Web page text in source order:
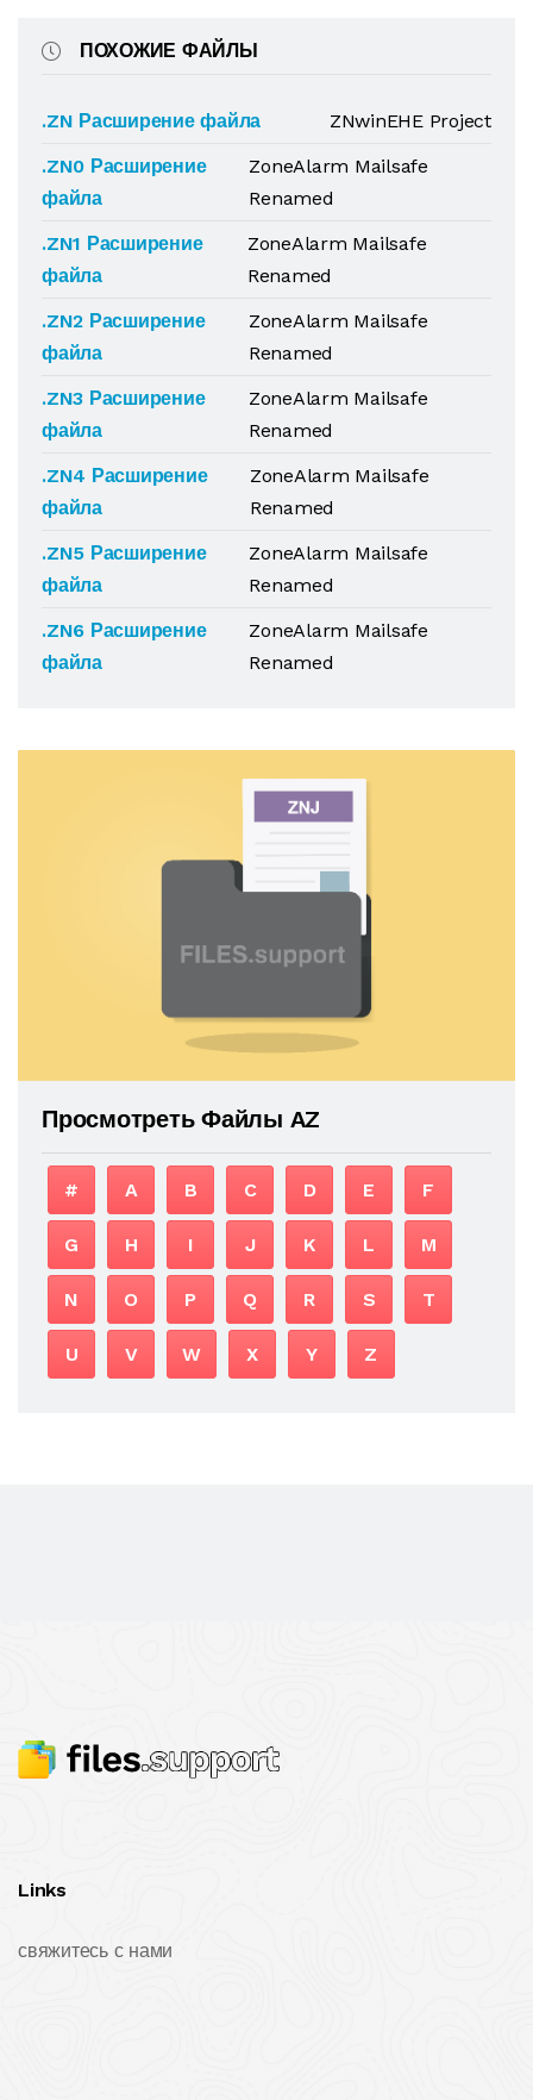
ПОХОЖИЕ ФАЙЛЫ
.ZN Расширение файла
ZNwinEHE Project
.ZN0 Расширение
файла
ZoneAlarm Mailsafe
Renamed
.ZN1 Расширение
файла
ZoneAlarm Mailsafe
Renamed
.ZN2 Расширение
файла
ZoneAlarm Mailsafe
Renamed
.ZN3 Расширение
файла
ZoneAlarm Mailsafe
Renamed
.ZN4 Расширение
файла
ZoneAlarm Mailsafe
Renamed
.ZN5 Расширение
файла
ZoneAlarm Mailsafe
Renamed
.ZN6 Расширение
файла
ZoneAlarm Mailsafe
Renamed
Просмотреть Файлы AZ
# A B C D E F
G H I J K L M
N O P Q R S T
U V W X Y Z
Links
свяжитесь с нами